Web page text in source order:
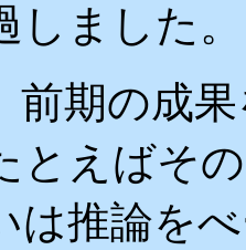
ました。
期の成果
とえばそ
は推論を